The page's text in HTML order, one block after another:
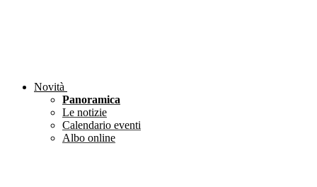
Novità
Panoramica
Le notizie
Calendario eventi
Albo online